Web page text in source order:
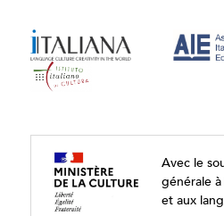
Avec le
générale
et aux